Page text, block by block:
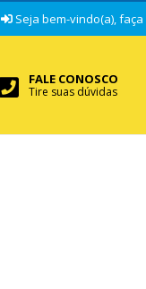
Seja bem-vindo(a), faça
FALE CONOSCO
Tire suas dúvidas